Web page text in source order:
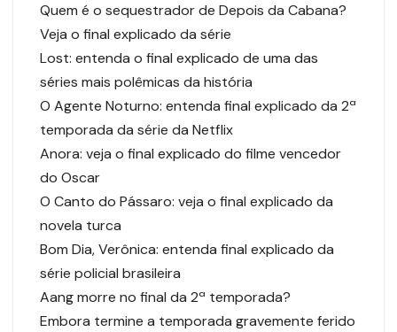
Quem é o sequestrador de Depois da Cabana?
Veja o final explicado da série
Lost: entenda o final explicado de uma das
séries mais polêmicas da história
O Agente Noturno: entenda final explicado da 2ª
temporada da série da Netflix
Anora: veja o final explicado do filme vencedor
do Oscar
O Canto do Pássaro: veja o final explicado da
novela turca
Bom Dia, Verônica: entenda final explicado da
série policial brasileira
Aang morre no final da 2ª temporada?
Embora termine a temporada gravemente ferido